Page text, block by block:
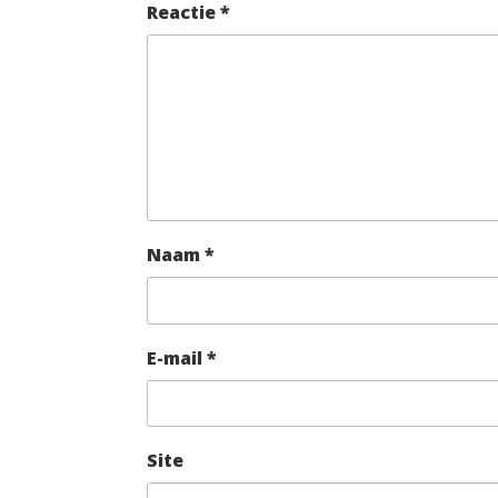
Reactie*
Naam *
E-mail *
Site